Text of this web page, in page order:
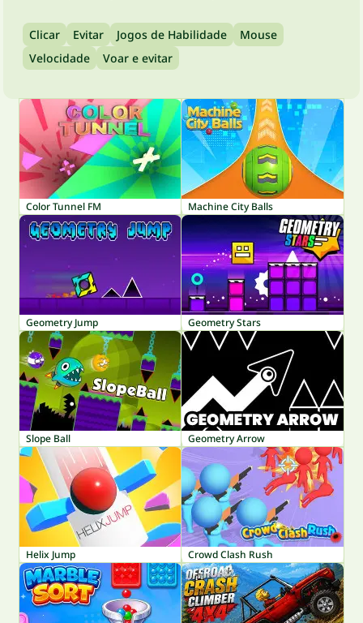
Clicar Evitar Jogos de Habilidade
Mouse
Velocidade
Voar e evitar
Color Tunnel FM Machine City Balls
Geometry Jump Geometry Stars
Slope Ball Geometry Arrow
Helix Jump Crowd Clash Rush